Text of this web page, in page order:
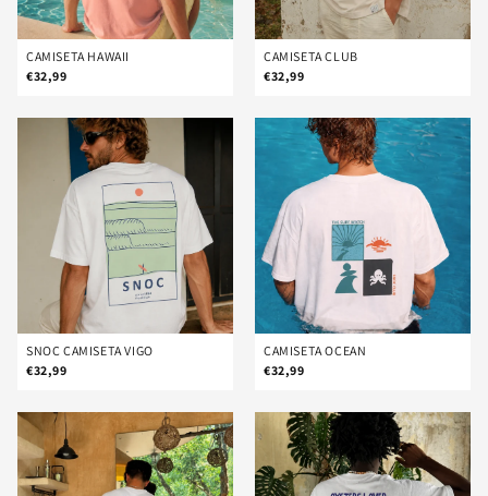
CAMISETA HAWAII
€32,99
CAMISETA CLUB
€32,99
SNOC CAMISETA VIGO
€32,99
CAMISETA OCEAN
€32,99